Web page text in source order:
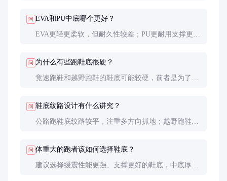
问 EVA和PU中底哪个更好？
EVA更轻更柔软，但耐久性较差；PU更耐用支撑更
问 为什么有些跑鞋底很硬？
竞速跑鞋和越野跑鞋的鞋底可能较硬，前者是为了能
问 鞋底纹路设计有什么讲究？
公路跑鞋底纹路较平，注重多方向抓地；越野跑鞋底
问 体重大的跑者该如何选择鞋底？
建议选择缓震性能更强、支撑更好的鞋底，中底厚度